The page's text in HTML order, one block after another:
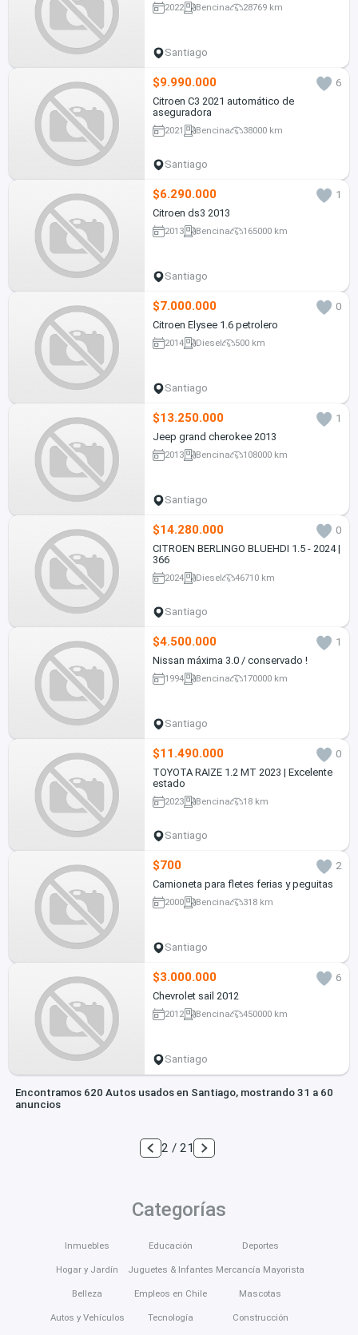
2022 Bencina 28769 km
Santiago
$9.990.000
6
Citroen C3 2021 automático de
aseguradora
2021 Bencina 38000 km
Santiago
$6.290.000
1
Citroen ds3 2013
2013 Bencina 165000 km
Santiago
$7.000.000
0
Citroen Elysee 1.6 petrolero
2014 Diesel 500 km
Santiago
$13.250.000
1
Jeep grand cherokee 2013
2013 Bencina 108000 km
Santiago
$14.280.000
0
CITROEN BERLINGO BLUEHDI 1.5 - 2024 |
366
2024 Diesel 46710 km
Santiago
$4.500.000
1
Nissan máxima 3.0 / conservado !
1994 Bencina 170000 km
Santiago
$11.490.000
0
TOYOTA RAIZE 1.2 MT 2023 | Excelente
estado
2023 Bencina 18 km
Santiago
$700
2
Camioneta para fletes ferias y peguitas
2000 Bencina 318 km
Santiago
$3.000.000
6
Chevrolet sail 2012
2012 Bencina 450000 km
Santiago
Encontramos 620 Autos usados en Santiago, mostrando 31 a 60
anuncios
2 / 21
Categorías
Inmuebles
Hogar y Jardín
Belleza
Autos y Vehículos
Educación
Juguetes & Infantes
Empleos en Chile
Tecnología
Deportes
Mercancía Mayorista
Mascotas
Construcción